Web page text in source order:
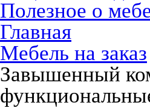
Полезное о
Главная
Мебель на заказ
Завышенный